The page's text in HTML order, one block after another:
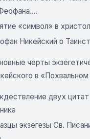
«символ» в
Никейский о
черты
в «Похвальном
двух
экзегезы Св.